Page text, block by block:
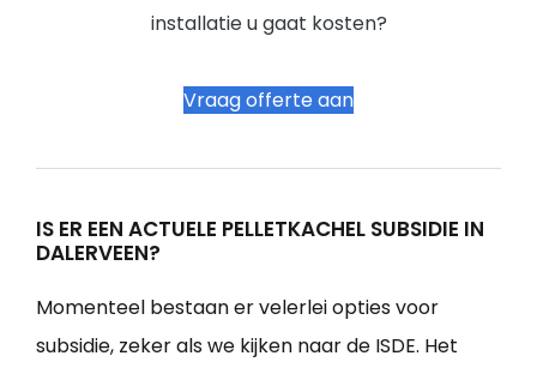
installatie u gaat kosten?
Vraag offerte aan
IS ER EEN ACTUELE PELLETKACHEL SUBSIDIE IN
DALERVEEN?
Momenteel bestaan er velerlei opties voor
subsidie, zeker als we kijken naar de ISDE. Het